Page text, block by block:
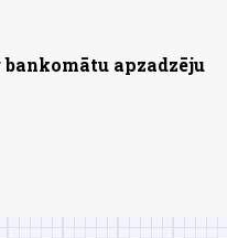
apzadzēju